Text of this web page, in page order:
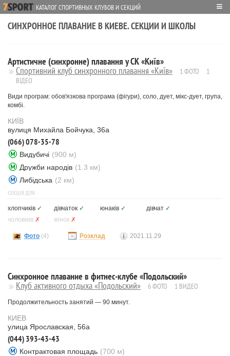
КАТАЛОГ СПОРТИВНЫХ КЛУБОВ И СЕКЦИЙ ≡
СИНХРОННОЕ ПЛАВАНИЕ В КИЕВЕ. СЕКЦИИ И ШКОЛЫ
Артистичне (синхронне) плавання у СК «Київ»
Спортивний клуб синхронного плавання «Київ» 1 ФОТО
1
ВІДЕО
Види програм: обов'язкова програма (фігури), соло, дует, мікс-дует, група,
комбі.
КИЇВ
вулиця Михайла Бойчука, 36а
(066) 078-35-78
Видубичі (900 м)
Дружби народів (1.3 км)
Либідська (2 км)
СЕКЦІЯ ДЛЯ
хлопчиків ✓ дівчаток ✓ юнаків ✓ дівчат ✓
чоловіків ✗ жінок ✗
Фото (4) Розклад 2021.11.29
Синхронное плавание в фитнес-клубе «Подольский»
Клуб активного отдыха «Подольский» 6 ФОТО 1 ВИДЕО
Продолжительность занятий — 90 минут.
КИЕВ
улица Ярославская, 56а
(044) 393-43-43
Контрактовая площадь (700 м)